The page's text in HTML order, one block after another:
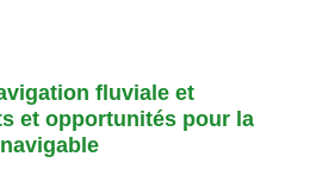
fluviale et
et opportunités pour la